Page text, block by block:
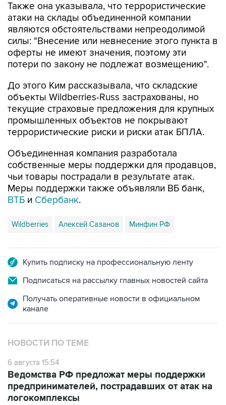
Также она указывала, что террористические
атаки на склады объединенной компании
являются обстоятельствами непреодолимой
силы: "Внесение или невнесение этого пункта в
оферты не имеют значения, поэтому эти
потери по закону не подлежат возмещению".
До этого Ким рассказывала, что складские
объекты Wildberries-Russ застрахованы, но
текущие страховые предложения для крупных
промышленных объектов не покрывают
террористические риски и риски атак БПЛА.
Объединенная компания разработала
собственные меры поддержки для продавцов,
чьи товары пострадали в результате атак.
Меры поддержки также объявляли ВБ банк,
ВТБ и Сбербанк.
Wildberries Алексей Сазанов Минфин РФ
Купить подписку на профессиональную ленту
Подписаться на рассылку главных новостей сайта
Получать оперативные новости в официальном
канале
НОВОСТИ ПО ТЕМЕ
6 августа 15:54
Ведомства РФ предложат меры поддержки
предпринимателей, пострадавших от атак на
логокомплексы